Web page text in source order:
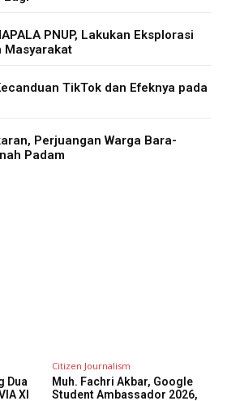
PNUP, Lakukan Eksplorasi
Masyarakat
TikTok dan Efeknya pada
Perjuangan Warga Bara-
Padam
Dua
XI
Citizen Journalism
Muh. Fachri Akbar, Google
Student Ambassador 2026,